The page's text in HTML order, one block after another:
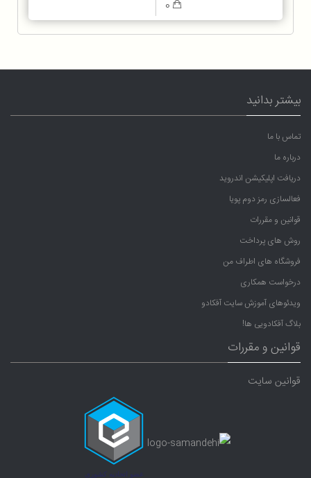
بیشتر بدانید
تماس با ما
درباره ما
دریافت اپلیکیشن اندروید
فعالسازی رمز دوم پویا
قوانین و مقررات
روش های پرداخت
فروشگاه های اطراف من
درخواست همکاری
ویدئوهای آموزش سایت آفکادو
بلاگ آفکادویی ها!
قوانین و مقررات
قوانین سایت